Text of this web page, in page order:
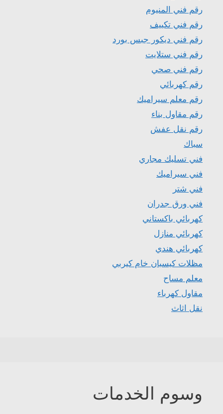
رقم فني المنيوم
رقم فني تكييف
رقم فني ديكور جبس بورد
رقم فني ستلايت
رقم فني صحي
رقم كهربائي
رقم معلم سيراميك
رقم مقاول بناء
رقم نقل عفش
سباك
فني تسليك مجاري
فني سيراميك
فني شتر
فني ورق جدران
كهربائي باكستاني
كهربائي منازل
كهربائي هندي
مظلات كيسبان خام كيربي
معلم مساح
مقاول كهرباء
نقل اثاث
وسوم الخدمات